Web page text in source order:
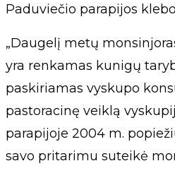
Paduviečio parapijos
„Daugelį metų
yra renkamas kunigų
paskiriamas vyskupo
pastoracinę veiklą
parapijoje 2004 m.
savo pritarimu suteikė